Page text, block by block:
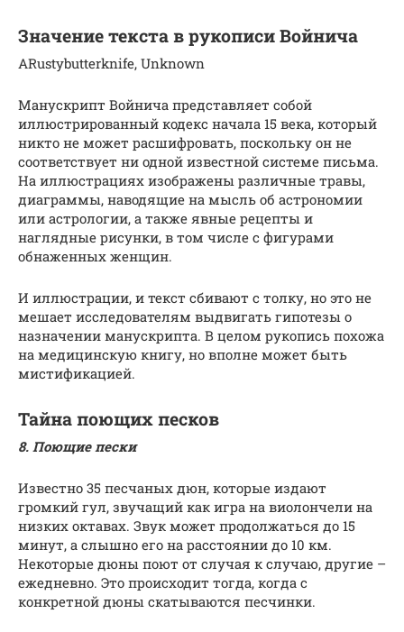
Значение текста в рукописи Войнича
ARustybutterknife, Unknown
Манускрипт Войнича представляет собой
иллюстрированный кодекс начала 15 века, который
никто не может расшифровать, поскольку он не
соответствует ни одной известной системе письма.
На иллюстрациях изображены различные травы,
диаграммы, наводящие на мысль об астрономии
или астрологии, а также явные рецепты и
наглядные рисунки, в том числе с фигурами
обнаженных женщин.
И иллюстрации, и текст сбивают с толку, но это не
мешает исследователям выдвигать гипотезы о
назначении манускрипта. В целом рукопись похожа
на медицинскую книгу, но вполне может быть
мистификацией.
Тайна поющих песков
8. Поющие пески
Известно 35 песчаных дюн, которые издают
громкий гул, звучащий как игра на виолончели на
низких октавах. Звук может продолжаться до 15
минут, а слышно его на расстоянии до 10 км.
Некоторые дюны поют от случая к случаю, другие –
ежедневно. Это происходит тогда, когда с
конкретной дюны скатываются песчинки.